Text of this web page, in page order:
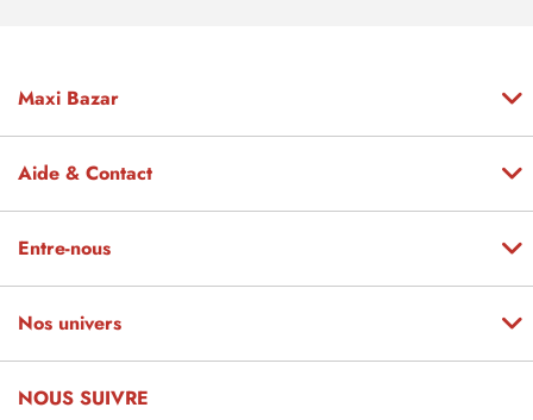
Maxi Bazar
Aide & Contact
Entre-nous
Nos univers
NOUS SUIVRE